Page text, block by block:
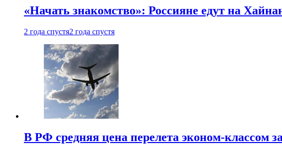
«Начать знакомство»: Россияне едут на
2 года спустя2 года спустя
В РФ средняя цена перелета эконом-классом